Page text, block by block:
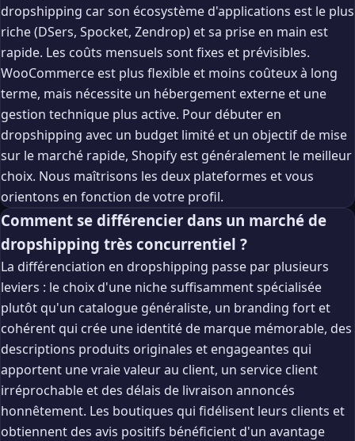
dropshipping car son écosystème d'applications est le plus
riche (DSers, Spocket, Zendrop) et sa prise en main est
rapide. Les coûts mensuels sont fixes et prévisibles.
WooCommerce est plus flexible et moins coûteux à long
terme, mais nécessite un hébergement externe et une
gestion technique plus active. Pour débuter en
dropshipping avec un budget limité et un objectif de mise
sur le marché rapide, Shopify est généralement le meilleur
choix. Nous maîtrisons les deux plateformes et vous
orientons en fonction de votre profil.
Comment se différencier dans un marché de
dropshipping très concurrentiel ?
La différenciation en dropshipping passe par plusieurs
leviers : le choix d'une niche suffisamment spécialisée
plutôt qu'un catalogue généraliste, un branding fort et
cohérent qui crée une identité de marque mémorable, des
descriptions produits originales et engageantes qui
apportent une vraie valeur au client, un service client
irréprochable et des délais de livraison annoncés
honnêtement. Les boutiques qui fidélisent leurs clients et
obtiennent des avis positifs bénéficient d'un avantage